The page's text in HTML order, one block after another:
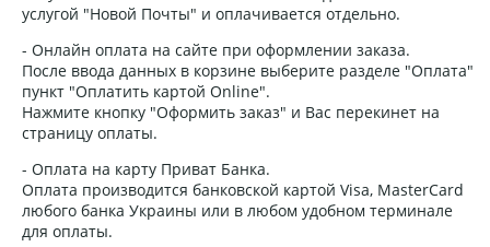
услугой "Новой Почты" и оплачивается отдельно.
- Онлайн оплата на сайте при оформлении заказа.
После ввода данных в корзине выберите разделе "Оплата"
пункт "Оплатить картой Online".
Нажмите кнопку "Оформить заказ" и Вас перекинет на
страницу оплаты.
- Оплата на карту Приват Банка.
Оплата производится банковской картой Visa, MasterCard
любого банка Украины или в любом удобном терминале
для оплаты.